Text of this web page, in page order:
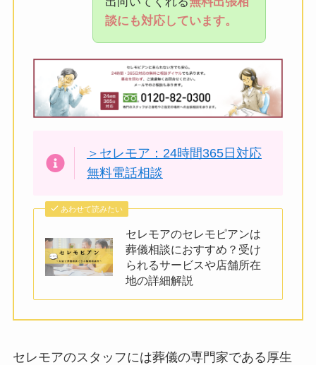
談にも対応しています。
＞セレモア：24時間365日対応
無料電話相談
あわせて読みたい
セレモアのセレモピアンは
葬儀相談におすすめ？受け
られるサービスや店舗所在
地の詳細解説
セレモアのスタッフには葬儀の専門家である厚生